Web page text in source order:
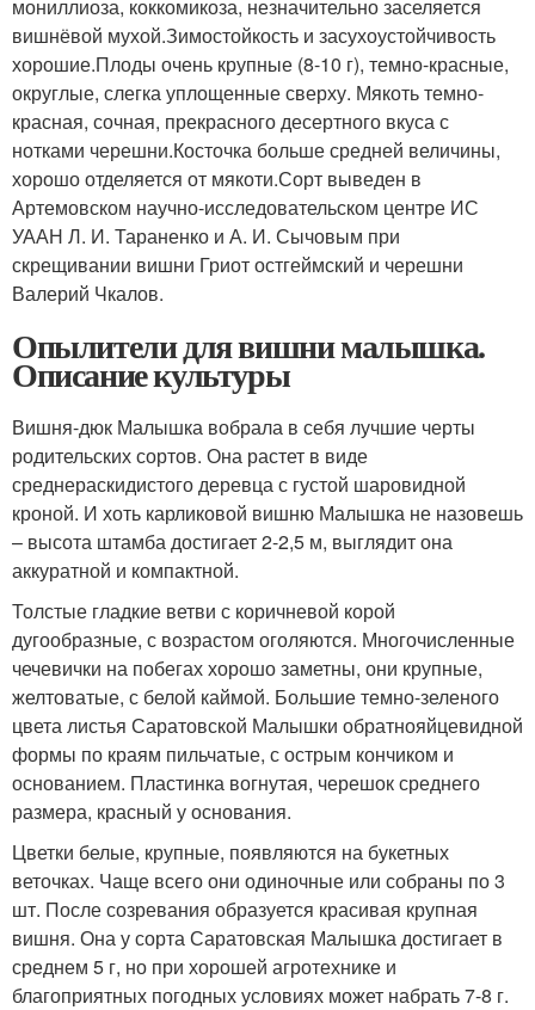
мониллиоза, коккомикоза, незначительно заселяется
вишнёвой мухой.Зимостойкость и засухоустойчивость
хорошие.Плоды очень крупные (8-10 г), темно-красные,
округлые, слегка уплощенные сверху. Мякоть темно-
красная, сочная, прекрасного десертного вкуса с
нотками черешни.Косточка больше средней величины,
хорошо отделяется от мякоти.Сорт выведен в
Артемовском научно-исследовательском центре ИС
УААН Л. И. Тараненко и А. И. Сычовым при
скрещивании вишни Гриот остгеймский и черешни
Валерий Чкалов.
Опылители для вишни малышка.
Описание культуры
Вишня-дюк Малышка вобрала в себя лучшие черты
родительских сортов. Она растет в виде
среднераскидистого деревца с густой шаровидной
кроной. И хоть карликовой вишню Малышка не назовешь
– высота штамба достигает 2-2,5 м, выглядит она
аккуратной и компактной.
Толстые гладкие ветви с коричневой корой
дугообразные, с возрастом оголяются. Многочисленные
чечевички на побегах хорошо заметны, они крупные,
желтоватые, с белой каймой. Большие темно-зеленого
цвета листья Саратовской Малышки обратнояйцевидной
формы по краям пильчатые, с острым кончиком и
основанием. Пластинка вогнутая, черешок среднего
размера, красный у основания.
Цветки белые, крупные, появляются на букетных
веточках. Чаще всего они одиночные или собраны по 3
шт. После созревания образуется красивая крупная
вишня. Она у сорта Саратовская Малышка достигает в
среднем 5 г, но при хорошей агротехнике и
благоприятных погодных условиях может набрать 7-8 г.